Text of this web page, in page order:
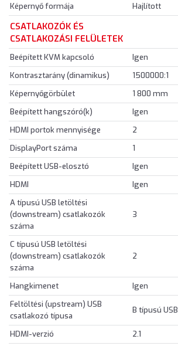
Képernyő formája
Hajlított
CSATLAKOZÓK ÉS
CSATLAKOZÁSI FELÜLETEK
Beépített KVM kapcsoló
Igen
Kontrasztarány (dinamikus)
1500000:1
Képernyőgörbület
1 800 mm
Beépített hangszóró(k)
Igen
HDMI portok mennyisége
2
DisplayPort száma
1
Beépített USB-elosztó
Igen
HDMI
Igen
A típusú USB letöltési
(downstream) csatlakozók
száma
3
C típusú USB letöltési
(downstream) csatlakozók
száma
2
Hangkimenet
Igen
Feltöltési (upstream) USB
csatlakozó típusa
B típusú USB
HDMI-verzió
2.1